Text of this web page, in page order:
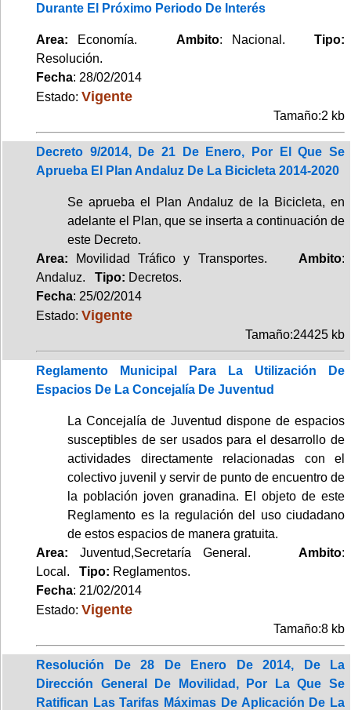
Durante El Próximo Periodo De Interés
Area: Economía. Ambito: Nacional.Tipo:
Resolución.
Fecha: 28/02/2014
Estado: Vigente
Tamaño:2 kb
Decreto 9/2014, De 21 De Enero, Por El Que Se
Aprueba El Plan Andaluz De La Bicicleta 2014-2020
Se aprueba el Plan Andaluz de la Bicicleta, en
adelante el Plan, que se inserta a continuación de
este Decreto.
Area: Movilidad Tráfico y Transportes. Ambito:
Andaluz. Tipo: Decretos.
Fecha: 25/02/2014
Estado: Vigente
Tamaño:24425 kb
Reglamento Municipal Para La Utilización De
Espacios De La Concejalía De Juventud
La Concejalía de Juventud dispone de espacios
susceptibles de ser usados para el desarrollo de
actividades directamente relacionadas con el
colectivo juvenil y servir de punto de encuentro de
la población joven granadina. El objeto de este
Reglamento es la regulación del uso ciudadano
de estos espacios de manera gratuita.
Area: Juventud,Secretaría General. Ambito:
Local. Tipo: Reglamentos.
Fecha: 21/02/2014
Estado: Vigente
Tamaño:8 kb
Resolución De 28 De Enero De 2014, De La
Dirección General De Movilidad, Por La Que Se
Ratifican Las Tarifas Máximas De Aplicación De La